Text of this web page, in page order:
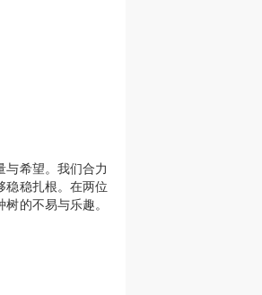
与希望。我们合力
稳稳扎根。在两位
的不易与乐趣。